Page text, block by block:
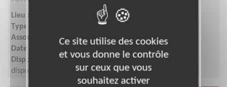
Lieu :
SEINE-ET-MARNE (77)
Type :
BTP, Logistique, Sécurité, Transport
Association :
My Harmony
Date :
Tout le temps
Disponibilité demandée :Quelques heures selon vos
disponibilités respectives.
Ce site utilise des cookies
et vous donne le contrôle
sur ceux que vous
souhaitez activer